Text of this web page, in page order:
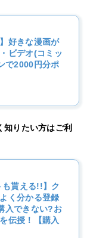
好きな漫画が
ビデオ(コミッ
で2000円分ポ
知りたい方はご利
も貰える!!】ク
く分かる登録
入できない?お
伝授！【購入